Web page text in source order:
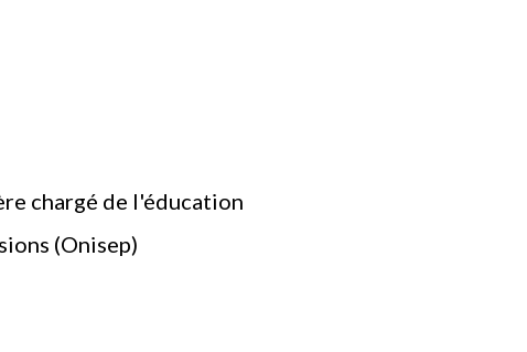
chargé de l'éducation
(Onisep)